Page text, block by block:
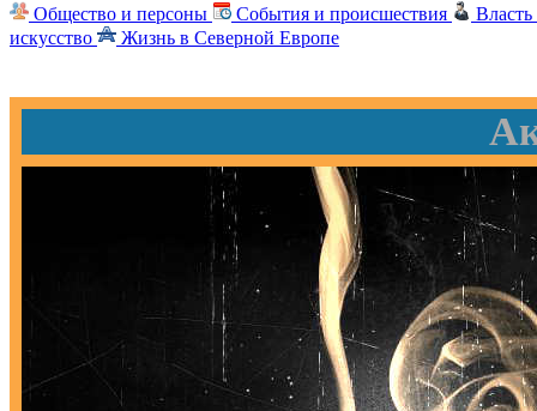
Общество и персоны События и происшествия
искусство
Жизнь в Северной Европе